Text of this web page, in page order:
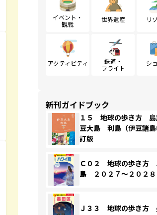
イベント・
観戦
世界遺産 リ
アクティビティ
鉄道・
フライト
シ
新刊ガイドブック
１５ 地球の歩き方
豆大島 利島（伊豆諸
訂版
Ｃ０２ 地球の歩き方
島 ２０２７～２０２８
Ｊ３３ 地球の歩き方